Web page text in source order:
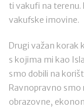
ti vakufi na terenu.
vakufske imovine.
Drugi važan korak
s kojima mi kao
smo dobili na
Ravnopravno smo
obrazovne,